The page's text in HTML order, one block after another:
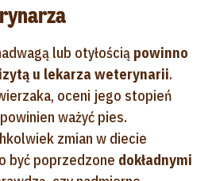
lub otyłością powinno
u lekarza weterynarii.
oceni jego stopień
ważyć pies.
zmian w diecie
być poprzedzone dokładnymi